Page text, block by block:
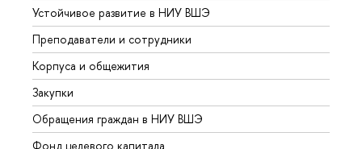
Устойчивое развитие в НИУ ВШЭ
Преподаватели и сотрудники
Корпуса и общежития
Закупки
Обращения граждан в НИУ ВШЭ
Фонд целевого капитала